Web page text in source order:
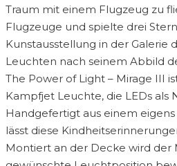
Traum mit einem Flugzeug zu
Flugzeuge und spielte drei
Kunstausstellung in der Galerie
Leuchten nach seinem Abbild
The Power of Light – Mirage III
Kampfjet Leuchte, die LEDs als
Handgefertigt aus einem
lässt diese
Montiert an der Decke wird der